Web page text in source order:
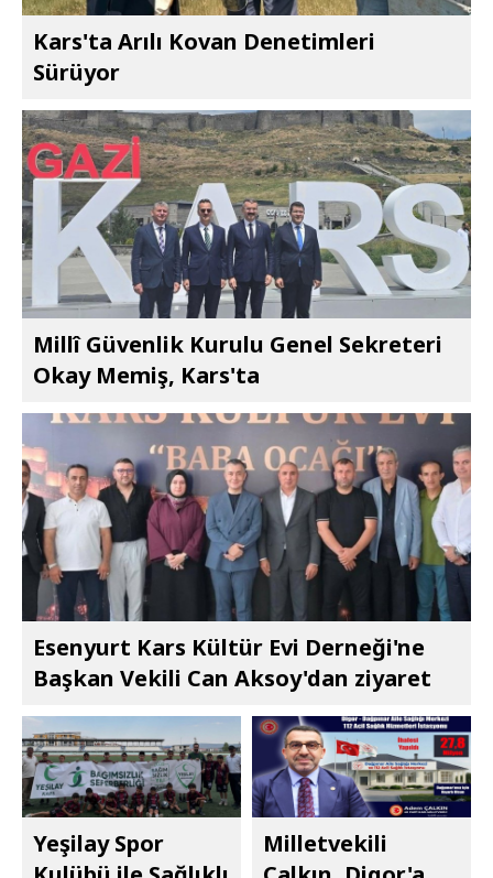
Kars'ta Arılı Kovan Denetimleri
Sürüyor
Millî Güvenlik Kurulu Genel Sekreteri
Okay Memiş, Kars'ta
Esenyurt Kars Kültür Evi Derneği'ne
Başkan Vekili Can Aksoy'dan ziyaret
Yeşilay Spor
Milletvekili